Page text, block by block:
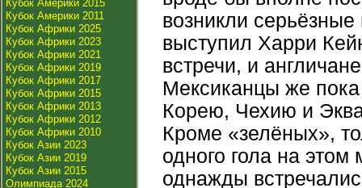
Кубок Америки 2015
Кубок Америки 2011
Кубок Африки 2025
Кубок Африки 2023
Кубок Африки 2021
Кубок Африки 2019
Кубок Африки 2017
Кубок Африки 2015
Кубок Африки 2013
Кубок Африки 2012
Кубок Африки 2010
Кубок Азии 2023
Кубок Азии 2019
Кубок Азии 2015
Олимпиада 2024
возникли
выступил Харри
встречи, и
Мексиканцы же
Корею, Чехию и
Кроме «зелёных»,
одного гола на
однажды